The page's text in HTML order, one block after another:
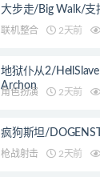
大步走/Big Walk/支
联机整合 2天前
地狱仆从2/
Archon
角色扮演 2天前
疯狗斯坦/
枪战射击 2天前